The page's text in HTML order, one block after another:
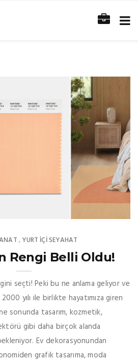
, YURT İÇİ SEYAHAT
Rengi Belli Oldu!
seçti! Peki bu ne anlama geliyor ve
yılı ile birlikte hayatımıza giren
sonunda tasarım, kozmetik,
gibi daha birçok alanda
Ev dekorasyonundan
grafik tasarıma, moda